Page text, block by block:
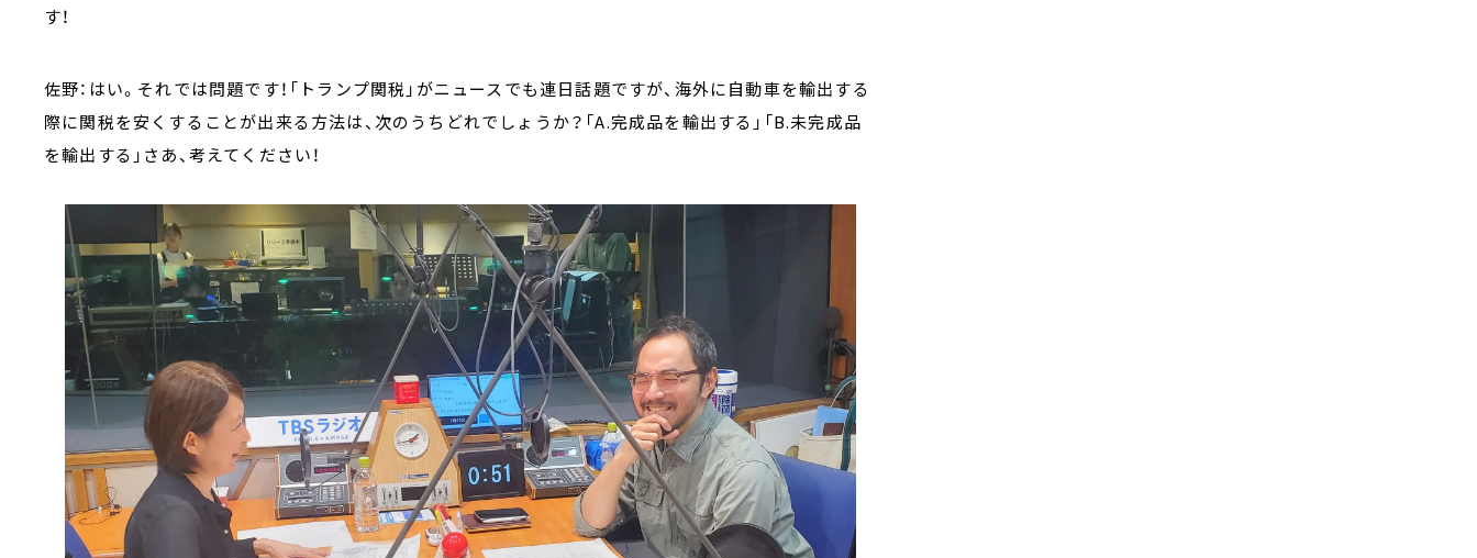
す！
佐野：はい。それでは問題です！「トランプ関税」がニュースでも連日話題ですが、海外に自動車を輸出する
際に関税を安くすることが出来る方法は、次のうちどれでしょうか？「A.完成品を輸出する」「B.未完成品
を輸出する」さあ、考えてください！